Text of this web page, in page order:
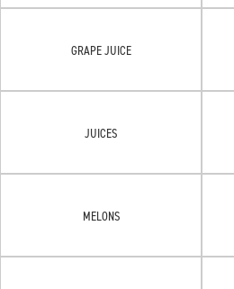
GRAPE JUICE
JUICES
MELONS